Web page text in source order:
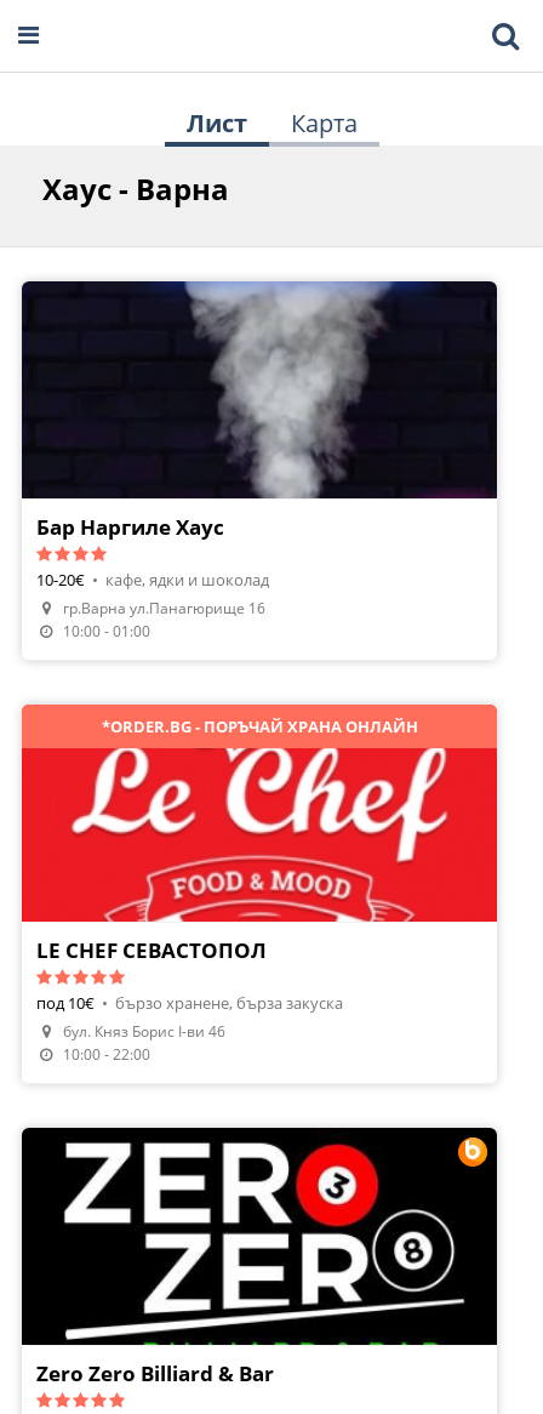
Лист Карта
Хаус - Варна
Бар Наргиле Хаус
10-20€ • кафе, ядки и шоколад
гр.Варна ул.Панагюрище 16
10:00 - 01:00
Поръчай Храна
*ORDER.BG - ПОРЪЧАЙ ХРАНА ОНЛАЙН
LE CHEF СЕВАСТОПОЛ
под 10€ • бързо хранене, бърза закуска
бул. Княз Борис I-ви 46
10:00 - 22:00
Zero Zero Billiard & Bar